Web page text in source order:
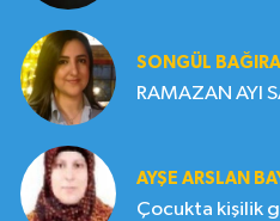
SONGÜL
RAMAZAN AYI
AYŞE ARSLAN
Çocukta kişilik